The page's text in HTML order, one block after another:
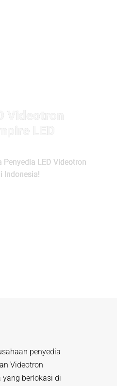
Videotron
LED
Penyedia LED Videotron
Indonesia!
penyedia
Videotron
yang berlokasi di